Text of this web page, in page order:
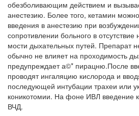
обезболиваю­щим действием и
анестезию. Более того, кетамин
введения в анестезию при
сопротивлении больного в
мости дыхательных путей. Препарат
обычно не влияет на проходимость
предупреждает а©* пирацню.После
проводят ингаляцию кислорода и
последующей интубации трахеи или
коникотомии. На фоне ИВЛ введение
ВЧД.